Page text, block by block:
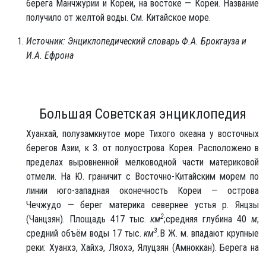
берега Манчжурии и Кореи, на востоке — Кореи. Название
получило от желтой воды. См. Китайское море.
Источник: Энциклопедический словарь Ф.А. Брокгауза и
И.А. Ефрона
Большая Советская энциклопедия
Хуанхай, полузамкнутое море Тихого океана у восточных
берегов Азии, к З. от полуострова Корея. Расположено в
пределах выровненной мелководной части материковой
отмели. На Ю. граничит с Восточно-Китайским морем по
линии юго-западная оконечность Кореи — острова
Чечжудо — берег материка севернее устья р. Янцзы
(Чанцзян). Площадь 417 тыс.км2;средняя глубина 40м;
средний объём воды 17 тыс.км3.В Ж. м. впадают крупные
реки: Хуанхэ, Хайхэ, Ляохэ, Ялуцзян (Амноккан). Берега на